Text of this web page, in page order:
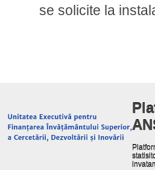
se solicite la